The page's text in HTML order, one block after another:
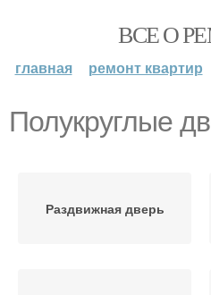
ВСЕ О
главная ремонт квартир
Полукруглые
Раздвижная дверь